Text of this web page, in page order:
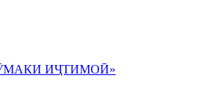
ИҶТИМОӢ»